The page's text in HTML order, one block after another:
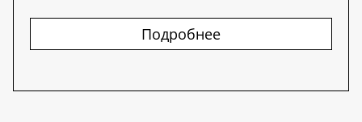
Подробнее